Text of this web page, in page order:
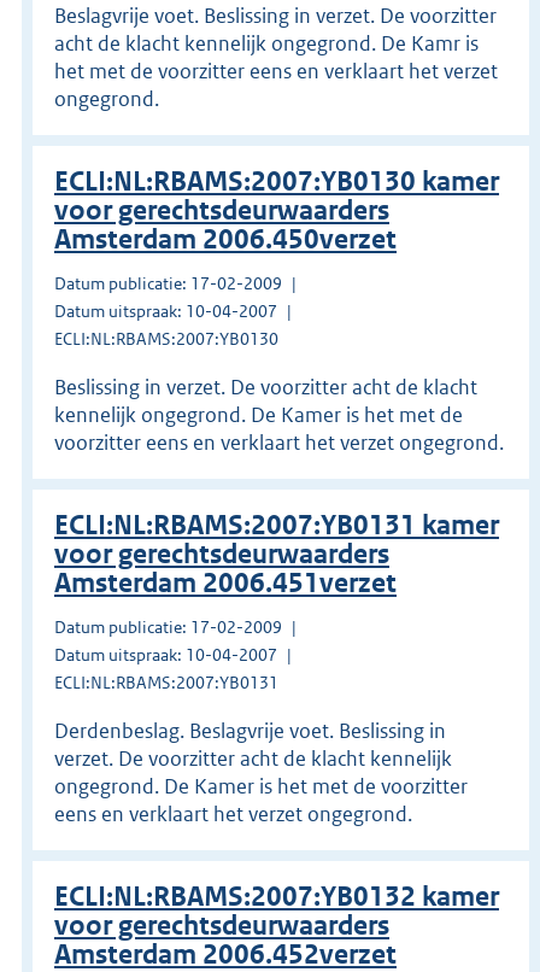
Beslagvrije voet. Beslissing in verzet. De voorzitter
acht de klacht kennelijk ongegrond. De Kamr is
het met de voorzitter eens en verklaart het verzet
ongegrond.
ECLI:NL:RBAMS:2007:YB0130 kamer
voor gerechtsdeurwaarders
Amsterdam 2006.450verzet
Datum publicatie: 17-02-2009
Datum uitspraak: 10-04-2007
ECLI:NL:RBAMS:2007:YB0130
Beslissing in verzet. De voorzitter acht de klacht
kennelijk ongegrond. De Kamer is het met de
voorzitter eens en verklaart het verzet ongegrond.
ECLI:NL:RBAMS:2007:YB0131 kamer
voor gerechtsdeurwaarders
Amsterdam 2006.451verzet
Datum publicatie: 17-02-2009
Datum uitspraak: 10-04-2007
ECLI:NL:RBAMS:2007:YB0131
Derdenbeslag. Beslagvrije voet. Beslissing in
verzet. De voorzitter acht de klacht kennelijk
ongegrond. De Kamer is het met de voorzitter
eens en verklaart het verzet ongegrond.
ECLI:NL:RBAMS:2007:YB0132 kamer
voor gerechtsdeurwaarders
Amsterdam 2006.452verzet